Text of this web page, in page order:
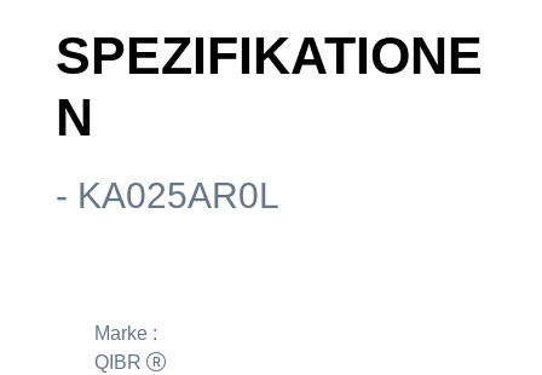
SPEZIFIKATIONE
N
- KA025AR0L
Marke :
QIBR